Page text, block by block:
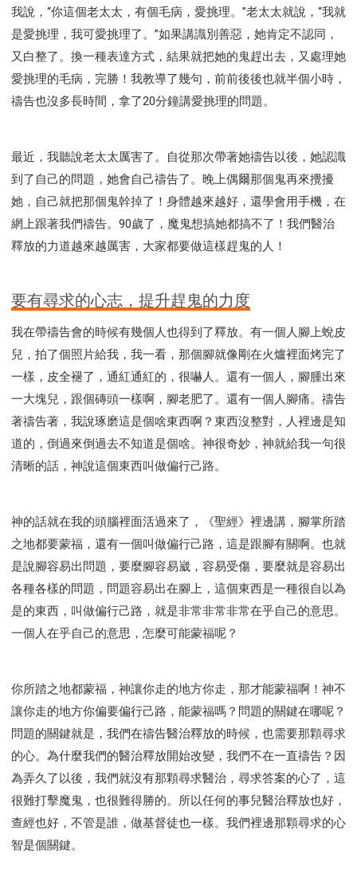
301課程 - 領袖實操課程
302課程 - 新人接待
308課程 - 牧養理論基礎培訓
Y131課程 - 主動學習
Y132課程 - 職業策劃
Y133課程 - 活出豐盛
Y134課程 - 動手實驗室
Y135課程 - 做人做事
Y136課程 - 如何學習
研習會01 - 醫治釋放
研習會01 - 得勝教會的啟示
研習會01 - 教會的牧養
研習會02 - 醫治釋放
研習會02 - 如何查聖經
研習會02 - 得著命定成為祝福
研習會02 - 得勝教會的啟示
研習會02 - 教會的牧養
研習會03 - 醫治釋放特會
研習會03 - 成為門徒特會
我說，“你這個老太太，有個毛病，愛挑理。”老太太就說，“我就
是愛挑理，我可愛挑理了。”如果講識別善惡，她肯定不認同，
又白整了。換一種表達方式，結果就把她的鬼趕出去，又處理她
愛挑理的毛病，完勝！我教導了幾句，前前後後也就半個小時，
禱告也沒多長時間，拿了20分鐘講愛挑理的問題。
最近，我聽說老太太厲害了。自從那次帶著她禱告以後，她認識
到了自己的問題，她會自己禱告了。晚上偶爾那個鬼再來攪擾
她，自己就把那個鬼幹掉了！身體越來越好，還學會用手機，在
網上跟著我們禱告。90歲了，魔鬼想搞她都搞不了！我們醫治
釋放的力道越來越厲害，大家都要做這樣趕鬼的人！
要有尋求的心志，提升趕鬼的力度
我在帶禱告會的時候有幾個人也得到了釋放。有一個人腳上蛻皮
兒，拍了個照片給我，我一看，那個腳就像剛在火爐裡面烤完了
一樣，皮全褪了，通紅通紅的，很嚇人。還有一個人，腳腫出來
一大塊兒，跟個磚頭一樣啊，腳老肥了。還有一個人腳痛。禱告
著禱告著，我說琢磨這是個啥東西啊？東西沒整對，人裡邊是知
道的，倒過來倒過去不知道是個啥。神很奇妙，神就給我一句很
清晰的話，神說這個東西叫做偏行己路。
神的話就在我的頭腦裡面活過來了，《聖經》裡邊講，腳掌所踏
之地都要蒙福，還有一個叫做偏行己路，這是跟腳有關啊。也就
是說腳容易出問題，要麼腳容易崴，容易受傷，要麼就是容易出
各種各樣的問題，問題容易出在腳上，這個東西是一種很自以為
是的東西，叫做偏行己路，就是非常非常非常在乎自己的意思。
一個人在乎自己的意思，怎麼可能蒙福呢？
你所踏之地都蒙福，神讓你走的地方你走，那才能蒙福啊！神不
讓你走的地方你偏要偏行己路，能蒙福嗎？問題的關鍵在哪呢？
問題的關鍵就是，我們在禱告醫治釋放的時候，也需要那顆尋求
的心。為什麼我們的醫治釋放開始改變，我們不在一直禱告？因
為弄久了以後，我們就沒有那顆尋求醫治，尋求答案的心了，這
很難打擊魔鬼，也很難得勝的。所以任何的事兒醫治釋放也好，
查經也好，不管是誰，做基督徒也一樣。我們裡邊那顆尋求的心
智是個關鍵。